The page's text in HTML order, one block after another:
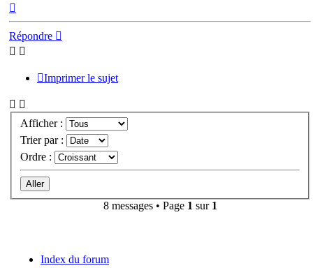
Répondre
Imprimer le sujet
Afficher :
Trier par :
Ordre :
8 messages • Page 1 sur 1
Index du forum